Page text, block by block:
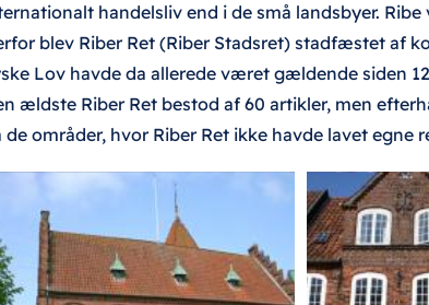
handelsliv end i de små landsbyer.
blev Riber Ret (Riber Stadsret) stadfæstet af
Lov havde da allerede været gældende siden
ældste Riber Ret bestod af 60 artikler, men
de områder, hvor Riber Ret ikke havde lavet